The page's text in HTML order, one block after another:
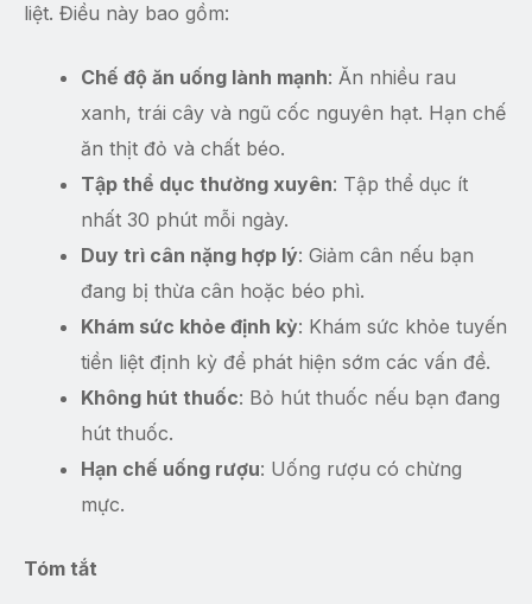
liệt. Điều này bao gồm:
Chế độ ăn uống lành mạnh: Ăn nhiều rau
xanh, trái cây và ngũ cốc nguyên hạt. Hạn chế
ăn thịt đỏ và chất béo.
Tập thể dục thường xuyên: Tập thể dục ít
nhất 30 phút mỗi ngày.
Duy trì cân nặng hợp lý: Giảm cân nếu bạn
đang bị thừa cân hoặc béo phì.
Khám sức khỏe định kỳ: Khám sức khỏe tuyến
tiền liệt định kỳ để phát hiện sớm các vấn đề.
Không hút thuốc: Bỏ hút thuốc nếu bạn đang
hút thuốc.
Hạn chế uống rượu: Uống rượu có chừng
mực.
Tóm tắt